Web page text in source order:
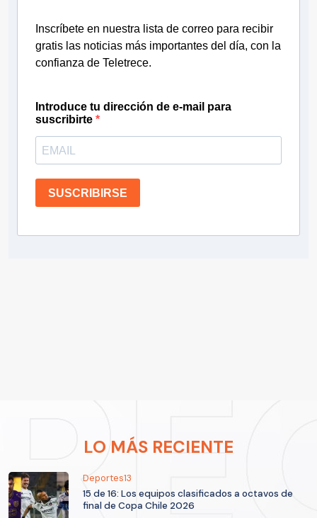
Inscríbete en nuestra lista de correo para recibir
gratis las noticias más importantes del día, con la
confianza de Teletrece.
Introduce tu dirección de e-mail para
suscribirte
SUSCRIBIRSE
LO MÁS RECIENTE
Deportes13
15 de 16: Los equipos clasificados a octavos de
final de Copa Chile 2026